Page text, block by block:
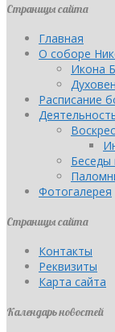
Страницы сайта
Главная
О соборе
Икона
Расписание
Фотогалерея
Страницы сайта
Контакты
Реквизиты
Карта сайта
Календарь новостей